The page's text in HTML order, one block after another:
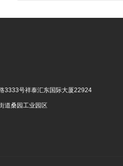
3333号祥泰汇东国际大厦22924
道桑园工业园区